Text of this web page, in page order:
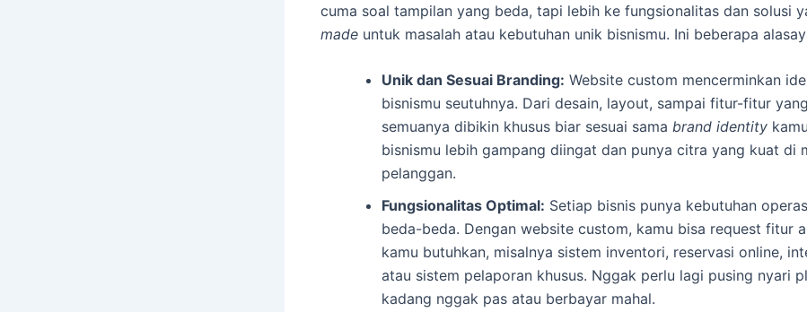
cuma soal tampilan yang beda, tapi lebih ke fungsionalitas dan solusi
made untuk masalah atau kebutuhan unik bisnismu. Ini beberapa
Unik dan Sesuai Branding: Website custom mencerminkan
bisnismu seutuhnya. Dari desain, layout, sampai fitur-fitur
semuanya dibikin khusus biar sesuai sama brand identity
bisnismu lebih gampang diingat dan punya citra yang kuat di
pelanggan.
Fungsionalitas Optimal: Setiap bisnis punya kebutuhan
beda-beda. Dengan website custom, kamu bisa request fitur
kamu butuhkan, misalnya sistem inventori, reservasi online,
atau sistem pelaporan khusus. Nggak perlu lagi pusing nyari
kadang nggak pas atau berbayar mahal.